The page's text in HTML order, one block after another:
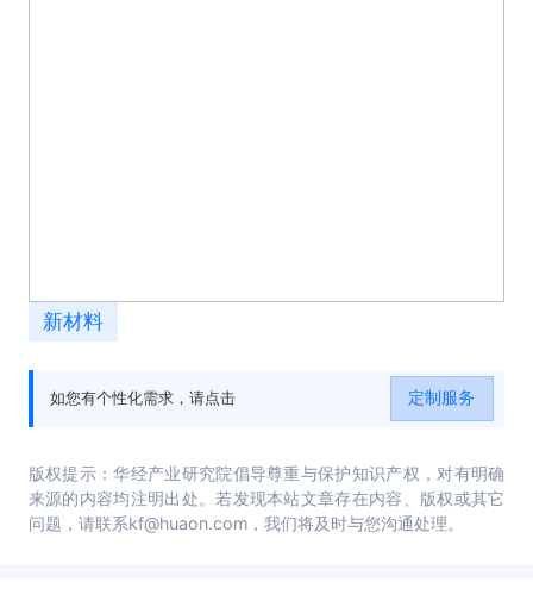
新材料
如您有个性化需求，请点击 定制服务
版权提示：华经产业研究院倡导尊重与保护知识产权，对有明确
来源的内容均注明出处。若发现本站文章存在内容、版权或其它
问题，请联系kf@huaon.com，我们将及时与您沟通处理。